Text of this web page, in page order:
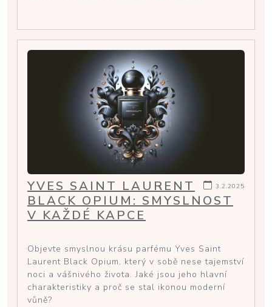
3.2.2025
YVES SAINT LAURENT
BLACK OPIUM: SMYSLNOST
V KAŽDÉ KAPCE
Objevte smyslnou krásu parfému Yves Saint
Laurent Black Opium, který v sobě nese tajemství
noci a vášnivého života. Jaké jsou jeho hlavní
charakteristiky a proč se stal ikonou moderní
vůně?